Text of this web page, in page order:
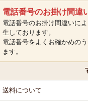
電話番号のお掛け間違
電話番号のお掛け間違いに
生しております。
電話番号をよくお確かめの
ます。
送料について